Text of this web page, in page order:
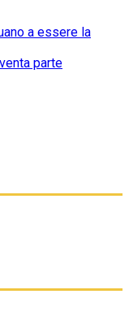
a essere la
parte